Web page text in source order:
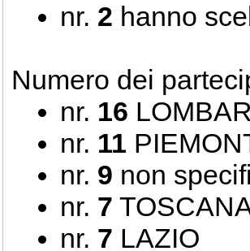
nr. 2 hanno
Numero dei
nr. 16
nr. 11
nr. 9 non
nr. 7
nr. 7 LAZIO